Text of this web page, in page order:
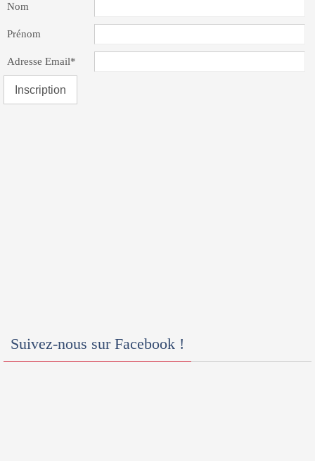
Nom
Prénom
Adresse Email*
Suivez-nous sur Facebook !